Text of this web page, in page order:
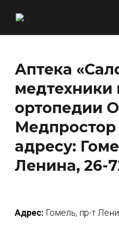
Аптека
медтехники
ортопедии
Медпростор
адресу:
Ленина, 26-
Адрес: Гомель, пр-т